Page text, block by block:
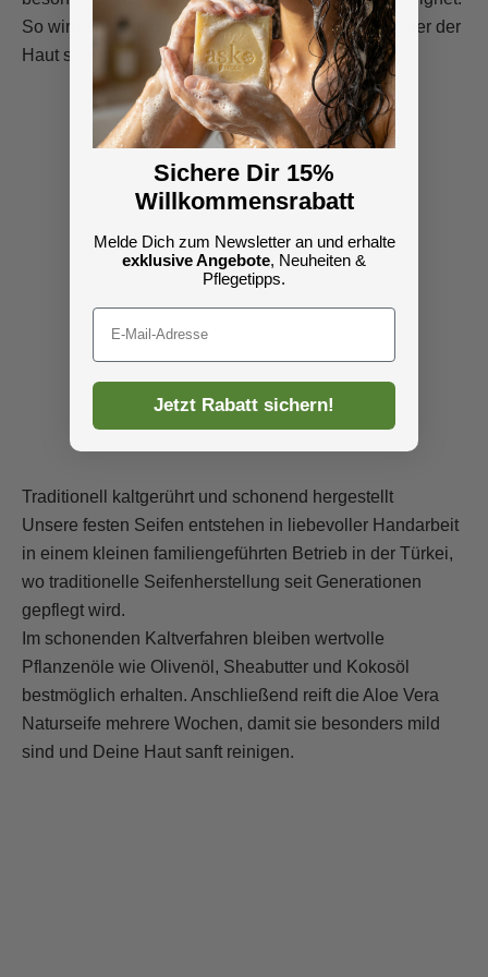
So wird aus täglicher Reinigung ein Pflegeschritt, der der
Haut spürbar mehr Ruhe gibt.
Traditionell kaltgerührt und schonend hergestellt
Unsere festen Seifen entstehen in liebevoller Handarbeit
in einem kleinen familiengeführten Betrieb in der Türkei,
wo traditionelle Seifenherstellung seit Generationen
gepflegt wird.
Im schonenden Kaltverfahren bleiben wertvolle
Pflanzenöle wie Olivenöl, Sheabutter und Kokosöl
bestmöglich erhalten. Anschließend reift die Aloe Vera
Naturseife mehrere Wochen, damit sie besonders mild
sind und Deine Haut sanft reinigen.
Handgemachte Qualität mit Charakter
Jede unserer Seifen wird sorgfältig von Hand gefertigt
und trägt das eingeprägte „ASK Natural“ Logo als
Sichere Dir 15%
Willkommensrabatt
Melde Dich zum Newsletter an und erhalte
exklusive Angebote, Neuheiten &
Pflegetipps.
Email
Jetzt Rabatt sichern!